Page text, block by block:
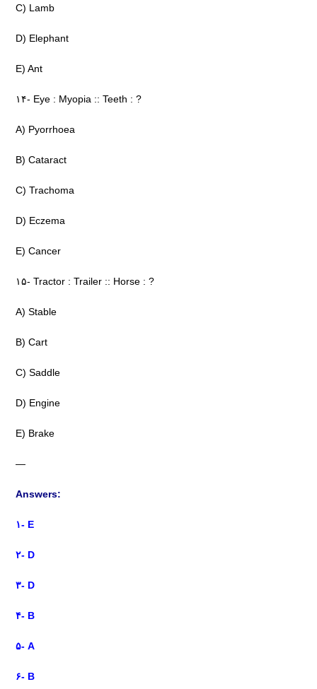
C) Lamb
D) Elephant
E) Ant
۱۴- Eye : Myopia :: Teeth : ?
A) Pyorrhoea
B) Cataract
C) Trachoma
D) Eczema
E) Cancer
۱۵- Tractor : Trailer :: Horse : ?
A) Stable
B) Cart
C) Saddle
D) Engine
E) Brake
—
Answers:
۱- E
۲- D
۳- D
۴- B
۵- A
۶- B